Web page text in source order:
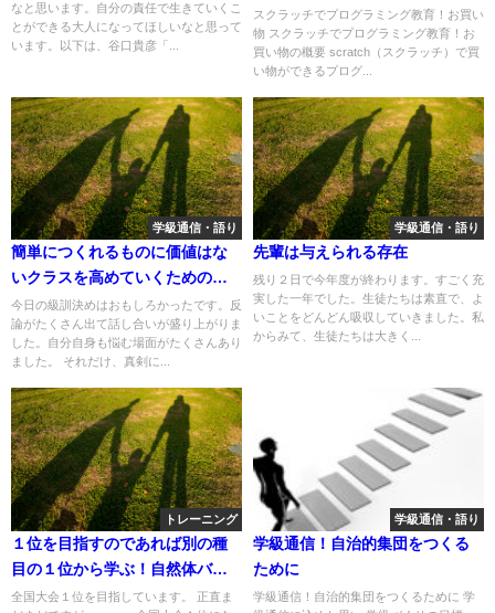
なと思います。自分の責任で生きていくこ
とができる大人になってほしいなと思って
います。以下は、谷口貴彦「...
スクラッチでプログラミング教育！お買い
物 スクラッチでプログラミング教育！お
買い物の概要 scratch（スクラッチ）で買
い物ができるプログ...
学級通信・語り
簡単につくれるものに価値はな
いクラスを高めていくための秘
訣！
今日の級訓決めはおもしろかったです。反
論がたくさん出て話し合いが盛り上がりま
した。自分自身も悩む場面がたくさんあり
ました。 それだけ、真剣に...
学級通信・語り
先輩は与えられる存在
残り２日で今年度が終わります。すごく充
実した一年でした。生徒たちは素直で、よ
いことをどんどん吸収していきました。私
からみて、生徒たちは大きく...
トレーニング
１位を目指すのであれば別の種
目の１位から学ぶ！自然体バレ
ー塾
全国大会１位を目指しています。 正直ま
学級通信・語り
学級通信！自治的集団をつくる
ために
学級通信！自治的集団をつくるために 学